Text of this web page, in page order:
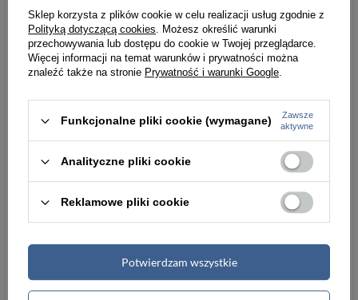
karty/dokument
Przegrody na
banknoty
2
Przegrody na
1
Wewnętrzne
schowki na
dokumenty/kart
y
1 zasuwana pionowa
Pudełko tak
Sklep korzysta z plików cookie w celu realizacji usług zgodnie z
Polityką dotyczącą cookies. Możesz określić warunki
przechowywania lub dostępu do cookie w Twojej przeglądarce.
Więcej informacji na temat warunków i prywatności można
znaleźć także na stronie Prywatność i warunki Google.
Funkcjonalne pliki cookie (wymagane)
Zawsze
aktywne
Analityczne pliki cookie
Reklamowe pliki cookie
Potwierdzam wszystkie